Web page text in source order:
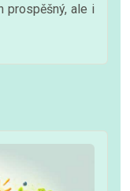
prospěšný, ale i